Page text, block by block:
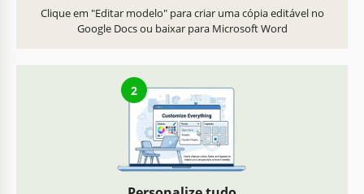
Clique em "Editar modelo" para criar uma cópia editável no
Google Docs ou baixar para Microsoft Word
2